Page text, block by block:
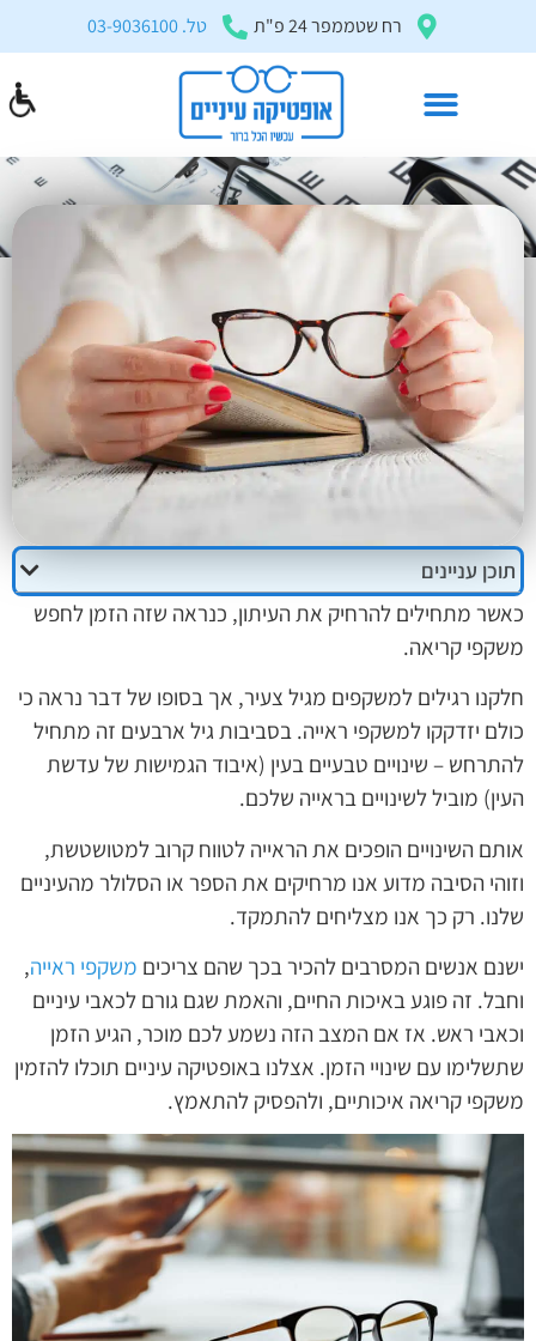
זֶה
"המרכז
הישראלי
לְהַנְגָּשָׁת
אָתָרִים".
הַמְּסַיַּעַת
לִנְגִישׁוּת
הָאֲתָר.
לִפְתִיחַת
תַּפְרִיט
הֵנְּגִישׁוּת
ALT+0
רח שטממפר 24 פ"ת טל. 03-9036100
משקפי קריאה
מאמרים ומדריכים משקפי קריאה
תוכן עניינים
כאשר מתחילים להרחיק את העיתון, כנראה שזה הזמן לחפש
משקפי קריאה.
חלקנו רגילים למשקפים מגיל צעיר, אך בסופו של דבר נראה כי
כולם יזדקקו למשקפי ראייה. בסביבות גיל ארבעים זה מתחיל
להתרחש – שינויים טבעיים בעין (איבוד הגמישות של עדשת
העין) מוביל לשינויים בראייה שלכם.
אותם השינויים הופכים את הראייה לטווח קרוב למטושטשת,
וזוהי הסיבה מדוע אנו מרחיקים את הספר או הסלולר מהעיניים
שלנו. רק כך אנו מצליחים להתמקד.
ישנם אנשים המסרבים להכיר בכך שהם צריכים משקפי ראייה,
וחבל. זה פוגע באיכות החיים, והאמת שגם גורם לכאבי עיניים
וכאבי ראש. אז אם המצב הזה נשמע לכם מוכר, הגיע הזמן
שתשלימו עם שינויי הזמן. אצלנו באופטיקה עיניים תוכלו להזמין
משקפי קריאה איכותיים, ולהפסיק להתאמץ.